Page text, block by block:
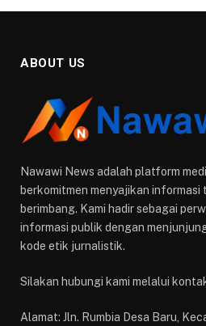
ABOUT US
Nawawi News adalah platform
berkomitmen menyajikan informasi
berimbang. Kami hadir sebagai
informasi publik dengan
kode etik jurnalistik.
Silakan hubungi kami melalui
Alamat: Jln. Rumbia Desa Baru,